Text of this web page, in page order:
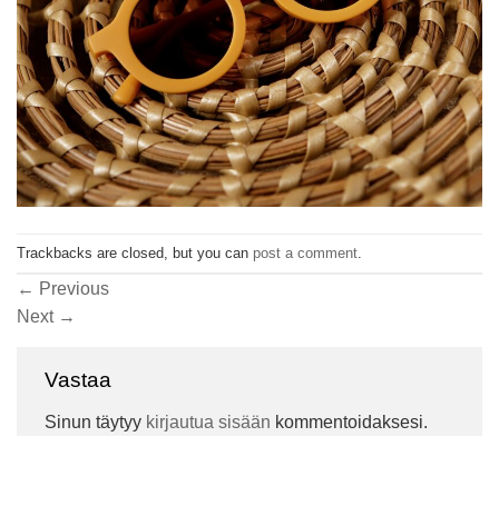
Trackbacks are closed, but you can post a comment
← Previous
Next →
Vastaa
Sinun täytyy kirjautua sisään kommentoidaksesi.